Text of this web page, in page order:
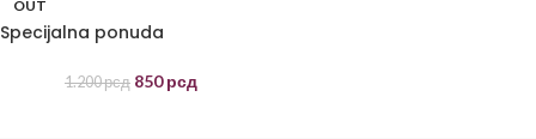
OUT
Specijalna ponuda
1.200рсд 850рсд